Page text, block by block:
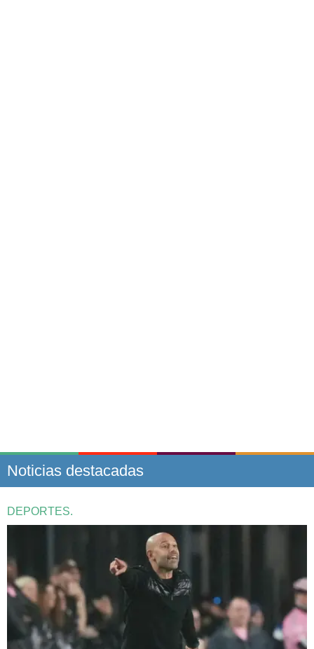
Noticias destacadas
DEPORTES.